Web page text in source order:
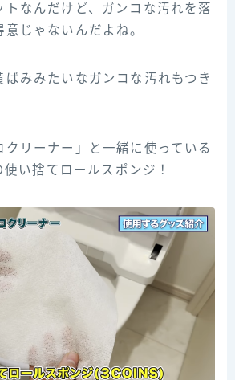
トなんだけど、ガンコな汚れを落
じゃないんだよね。
ばみみたいなガンコな汚れもつき
クリーナー」と一緒に使っている
い捨てロールスポンジ！